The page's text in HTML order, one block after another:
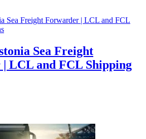
Sea Freight
LCL and FCL Shipping